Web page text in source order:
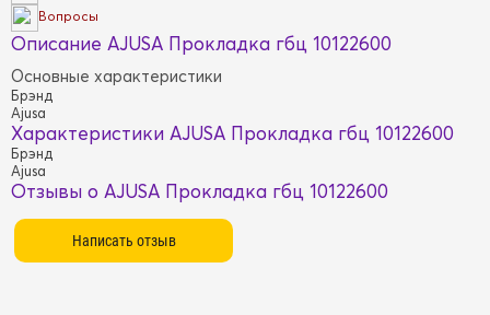
Вопросы
Описание AJUSA Прокладка гбц 10122600
Основные характеристики
Брэнд
Ajusa
Характеристики AJUSA Прокладка гбц 10122600
Брэнд
Ajusa
Отзывы о AJUSA Прокладка гбц 10122600